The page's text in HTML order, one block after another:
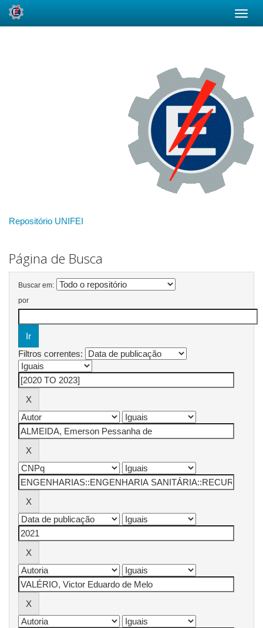
Repositório UNIFEI
Página de Busca
Buscar em:
por
Filtros correntes: